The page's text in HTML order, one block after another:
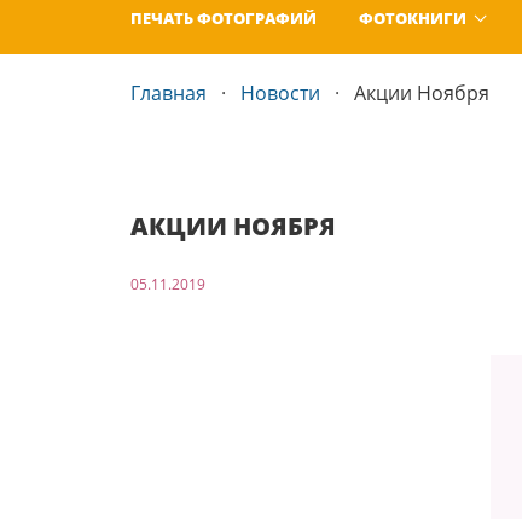
ПЕЧАТЬ ФОТОГРАФИЙ ФОТОКНИГИ
Главная Новости Акции Ноября
АКЦИИ НОЯБРЯ
05.11.2019